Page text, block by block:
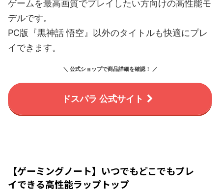
ゲームを最高画質でプレイしたい方向けの高性能モ
デルです。
PC版『黒神話 悟空』以外のタイトルも快適にプレ
イできます。
＼ 公式ショップで商品詳細を確認！ ／
ドスパラ 公式サイト
【ゲーミングノート】いつでもどこでもプレ
イできる高性能ラップトップ